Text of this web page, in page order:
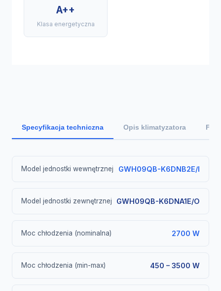
A++
Klasa energetyczna
Specyfikacja techniczna Opis klimatyzatora
Model jednostki wewnętrznej GWH09QB-K6DNB2E/I
Model jednostki zewnętrznej GWH09QB-K6DNA1E/O
Moc chłodzenia (nominalna) 2700 W
Moc chłodzenia (min-max) 450 – 3500 W